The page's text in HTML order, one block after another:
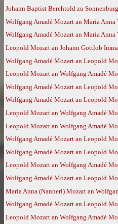
Johann Baptist Berchtold zu
Wolfgang Amadé Mozart an Maria
Wolfgang Amadé Mozart an Maria
Leopold Mozart an Johann Gottlob
Wolfgang Amadé Mozart an Leopold
Leopold Mozart an Wolfgang Amadé
Wolfgang Amadé Mozart an Leopold
Wolfgang Amadé Mozart an Leopold
Leopold Mozart an Wolfgang Amadé
Leopold Mozart an Wolfgang Amadé
Wolfgang Amadé Mozart an Leopold
Wolfgang Amadé Mozart an Leopold
Leopold Mozart an Wolfgang Amadé
Wolfgang Amadé Mozart an Leopold
Maria Anna (Nannerl) Mozart an
Wolfgang Amadé Mozart an Leopold
Leopold Mozart an Wolfgang Amadé